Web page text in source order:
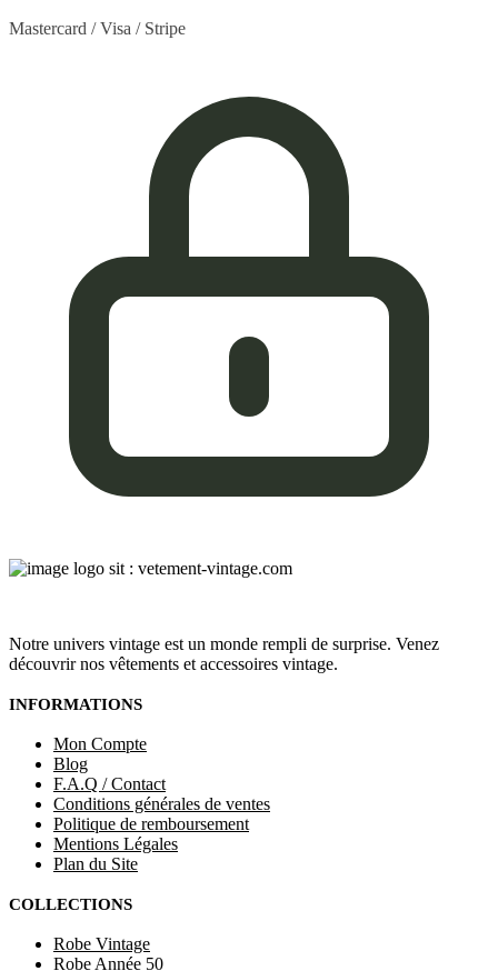
Mastercard / Visa / Stripe
Notre univers vintage est un monde rempli de surprise. Venez
découvrir nos vêtements et accessoires vintage.
INFORMATIONS
Mon Compte
Blog
F.A.Q / Contact
Conditions générales de ventes
Politique de remboursement
Mentions Légales
Plan du Site
COLLECTIONS
Robe Vintage
Robe Année 50